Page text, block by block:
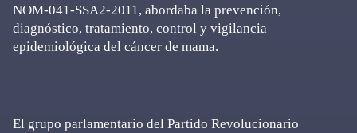
NOM-041-SSA2-2011, abordaba la prevención,
diagnóstico, tratamiento, control y vigilancia
epidemiológica del cáncer de mama.
El grupo parlamentario del Partido Revolucionario